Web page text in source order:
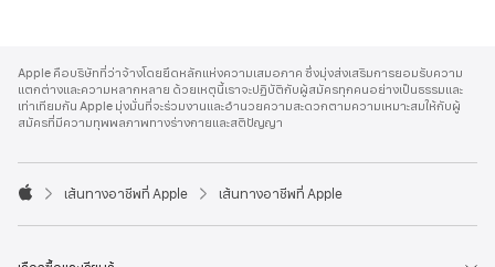
p
p
l
e
o
t
r
Apple คือบริษัทที่ว่าจ้างโดยยึดหลักแห่งความเสมอภาค ซึ่งมุ่งส่งเสริมการยอมรับความ
แตกต่างและความหลากหลาย ด้วยเหตุนี้เราจะปฏิบัติกับผู้สมัครทุกคนอย่างเป็นธรรมและ
เท่าเทียมกัน Apple มุ่งมั่นที่จะร่วมงานและอำนวยความสะดวกตามความเหมาะสมให้กับผู้
สมัครที่มีความทุพพลภาพทางร่างกายและสติปัญญา

p
เส้นทางอาชีพที่ Apple เส้นทางอาชีพที่ Apple